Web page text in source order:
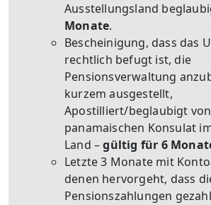
Ausstellungsland
Monate.
Bescheinigung, dass das
rechtlich befugt ist, die
Pensionsverwaltung
kurzem ausgestellt,
Apostilliert/beglaubigt
panamaischen Konsulat
Land –gültig für 6
Letzte 3 Monate mit
denen hervorgeht, dass
Pensionszahlungen